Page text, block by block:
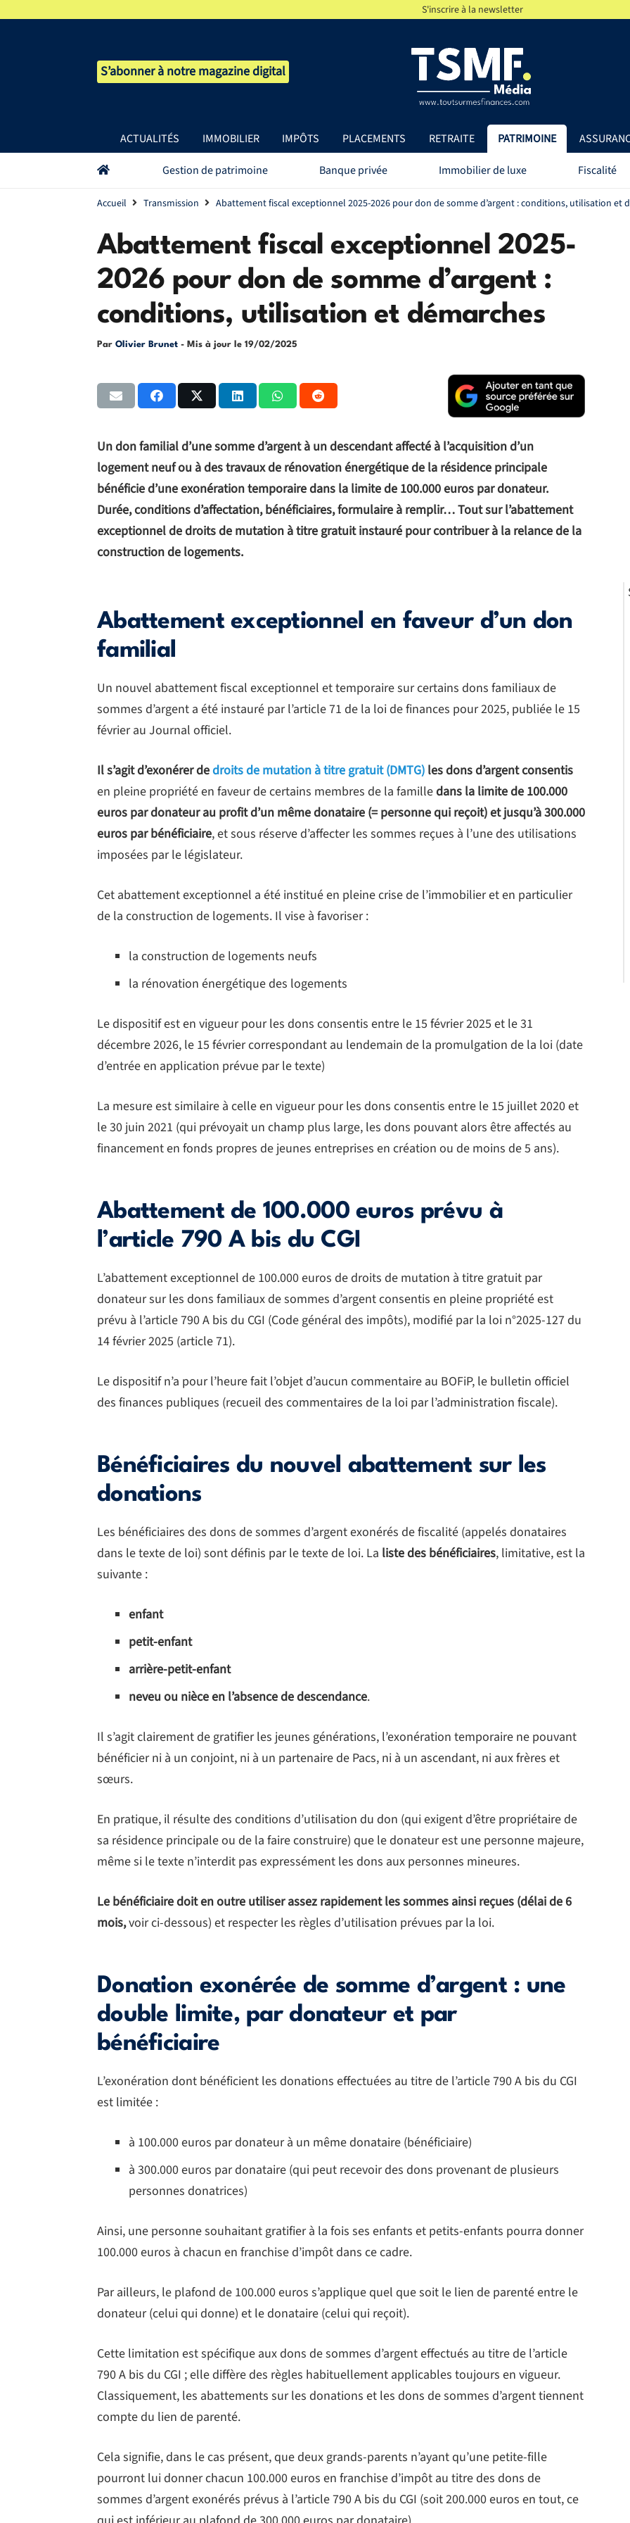
S'inscrire à la newsletter
S’abonner à notre magazine digital
ACTUALITÉS IMMOBILIER IMPÔTS PLACEMENTS RETRAITE PATRIMOINE
Gestion de patrimoine Banque privée Immobilier de luxe Fiscalité
Accueil Transmission Abattement fiscal exceptionnel 2025-2026 pour don de somme d’argent : conditions, utilisation et
Abattement fiscal exceptionnel 2025-
2026 pour don de somme d’argent :
conditions, utilisation et démarches
Par Olivier Brunet - Mis à jour le 19/02/2025
Un don familial d’une somme d’argent à un descendant affecté à l’acquisition d’un
logement neuf ou à des travaux de rénovation énergétique de la résidence principale
bénéficie d’une exonération temporaire dans la limite de 100.000 euros par donateur.
Durée, conditions d’affectation, bénéficiaires, formulaire à remplir… Tout sur l’abattement
exceptionnel de droits de mutation à titre gratuit instauré pour contribuer à la relance de la
construction de logements.
Abattement exceptionnel en faveur d’un don
familial
Un nouvel abattement fiscal exceptionnel et temporaire sur certains dons familiaux de
sommes d’argent a été instauré par l’article 71 de la loi de finances pour 2025, publiée le 15
février au Journal officiel.
Il s’agit d’exonérer dedroits de mutation à titre gratuit (DMTG) les dons d’argent consentis
en pleine propriété en faveur de certains membres de la familledans la limite de 100.000
euros par donateur au profit d’un même donataire (= personne qui reçoit) et jusqu’à 300.000
euros par bénéficiaire, et sous réserve d’affecter les sommes reçues à l’une des utilisations
imposées par le législateur.
Cet abattement exceptionnel a été institué en pleine crise de l’immobilier et en particulier
de la construction de logements. Il vise à favoriser :
la construction de logements neufs
la rénovation énergétique des logements
Le dispositif est en vigueur pour les dons consentis entre le 15 février 2025 et le 31
décembre 2026, le 15 février correspondant au lendemain de la promulgation de la loi (date
d’entrée en application prévue par le texte)
La mesure est similaire à celle en vigueur pour les dons consentis entre le 15 juillet 2020 et
le 30 juin 2021 (qui prévoyait un champ plus large, les dons pouvant alors être affectés au
financement en fonds propres de jeunes entreprises en création ou de moins de 5 ans).
Abattement de 100.000 euros prévu à
l’article 790 A bis du CGI
L’abattement exceptionnel de 100.000 euros de droits de mutation à titre gratuit par
donateur sur les dons familiaux de sommes d’argent consentis en pleine propriété est
prévu à l’article 790 A bis du CGI (Code général des impôts), modifié par la loi n°2025-127 du
14 février 2025 (article 71).
Le dispositif n’a pour l’heure fait l’objet d’aucun commentaire au BOFiP, le bulletin officiel
des finances publiques (recueil des commentaires de la loi par l’administration fiscale).
Bénéficiaires du nouvel abattement sur les
donations
Les bénéficiaires des dons de sommes d’argent exonérés de fiscalité (appelés donataires
dans le texte de loi) sont définis par le texte de loi. La liste des bénéficiaires, limitative, est la
suivante :
enfant
petit-enfant
arrière-petit-enfant
neveu ou nièce en l’absence de descendance.
Il s’agit clairement de gratifier les jeunes générations, l’exonération temporaire ne pouvant
bénéficier ni à un conjoint, ni à un partenaire de Pacs, ni à un ascendant, ni aux frères et
sœurs.
En pratique, il résulte des conditions d’utilisation du don (qui exigent d’être propriétaire de
sa résidence principale ou de la faire construire) que le donateur est une personne majeure,
même si le texte n’interdit pas expressément les dons aux personnes mineures.
Le bénéficiaire doit en outre utiliser assez rapidement les sommes ainsi reçues (délai de 6
mois,voir ci-dessous) et respecter les règles d’utilisation prévues par la loi.
Donation exonérée de somme d’argent : une
double limite, par donateur et par
bénéficiaire
L’exonération dont bénéficient les donations effectuées au titre de l’article 790 A bis du CGI
est limitée :
à 100.000 euros par donateur à un même donataire (bénéficiaire)
à 300.000 euros par donataire (qui peut recevoir des dons provenant de plusieurs
personnes donatrices)
Ainsi, une personne souhaitant gratifier à la fois ses enfants et petits-enfants pourra donner
100.000 euros à chacun en franchise d’impôt dans ce cadre.
Par ailleurs, le plafond de 100.000 euros s’applique quel que soit le lien de parenté entre le
donateur (celui qui donne) et le donataire (celui qui reçoit).
Cette limitation est spécifique aux dons de sommes d’argent effectués au titre de l’article
790 A bis du CGI ; elle diffère des règles habituellement applicables toujours en vigueur.
Classiquement, les abattements sur les donations et les dons de sommes d’argent tiennent
compte du lien de parenté.
Cela signifie, dans le cas présent, que deux grands-parents n’ayant qu’une petite-fille
pourront lui donner chacun 100.000 euros en franchise d’impôt au titre des dons de
sommes d’argent exonérés prévus à l’article 790 A bis du CGI (soit 200.000 euros en tout, ce